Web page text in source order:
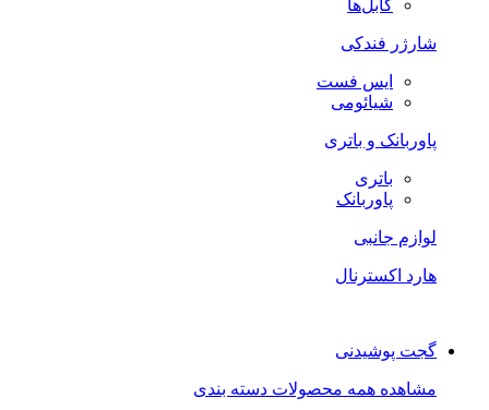
کابل‌ها
شارژر فندکی
ایس فست
شیائومی
پاوربانک و باتری
باتری
پاوربانک
لوازم جانبی
هارد اکسترنال
گجت پوشیدنی
مشاهده همه محصولات دسته بندی